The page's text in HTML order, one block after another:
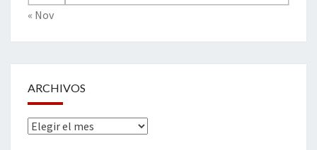
« Nov
ARCHIVOS
Archivos